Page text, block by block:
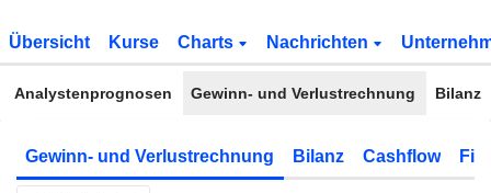
Übersicht Kurse Charts Nachrichten
Analystenprognosen Gewinn- und Verlustrechnung Bilanz
Gewinn- und Verlustrechnung Bilanz Cashflow